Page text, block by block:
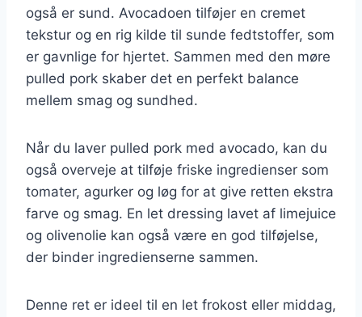
også er sund. Avocadoen tilføjer en cremet
tekstur og en rig kilde til sunde fedtstoffer, som
er gavnlige for hjertet. Sammen med den møre
pulled pork skaber det en perfekt balance
mellem smag og sundhed.
Når du laver pulled pork med avocado, kan du
også overveje at tilføje friske ingredienser som
tomater, agurker og løg for at give retten ekstra
farve og smag. En let dressing lavet af limejuice
og olivenolie kan også være en god tilføjelse,
der binder ingredienserne sammen.
Denne ret er ideel til en let frokost eller middag,